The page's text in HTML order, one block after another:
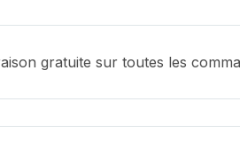
gratuite sur toutes les